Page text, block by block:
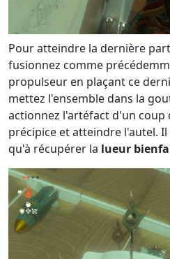
Pour atteindre la dernière
fusionnez comme
propulseur en plaçant ce
mettez l'ensemble dans la
actionnez l'artéfact d'un
précipice et atteindre l'autel.
qu'à récupérer la lueur